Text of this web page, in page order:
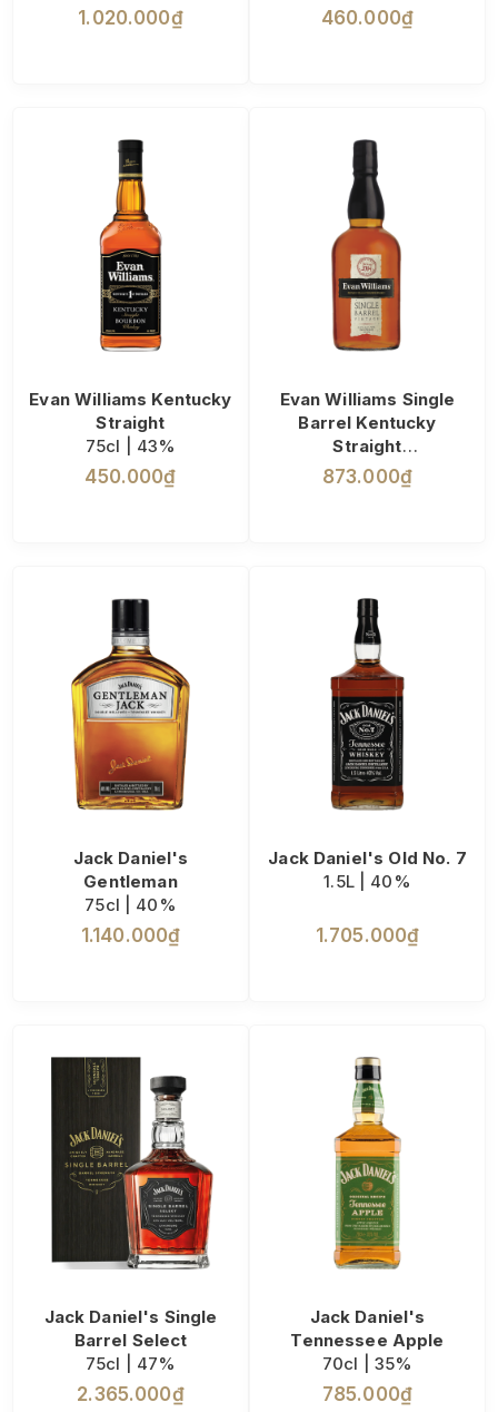
1.020.000₫ 460.000₫
Evan Williams Kentucky
Straight
75cl | 43%
450.000₫
Evan Williams Single
Barrel Kentucky
Straight
75cl | 43.3%
873.000₫
Jack Daniel's
Gentleman
75cl | 40%
1.140.000₫
Jack Daniel's Old No. 7
1.5L | 40%
1.705.000₫
Jack Daniel's Single
Barrel Select
75cl | 47%
2.365.000₫
Jack Daniel's
Tennessee Apple
70cl | 35%
785.000₫